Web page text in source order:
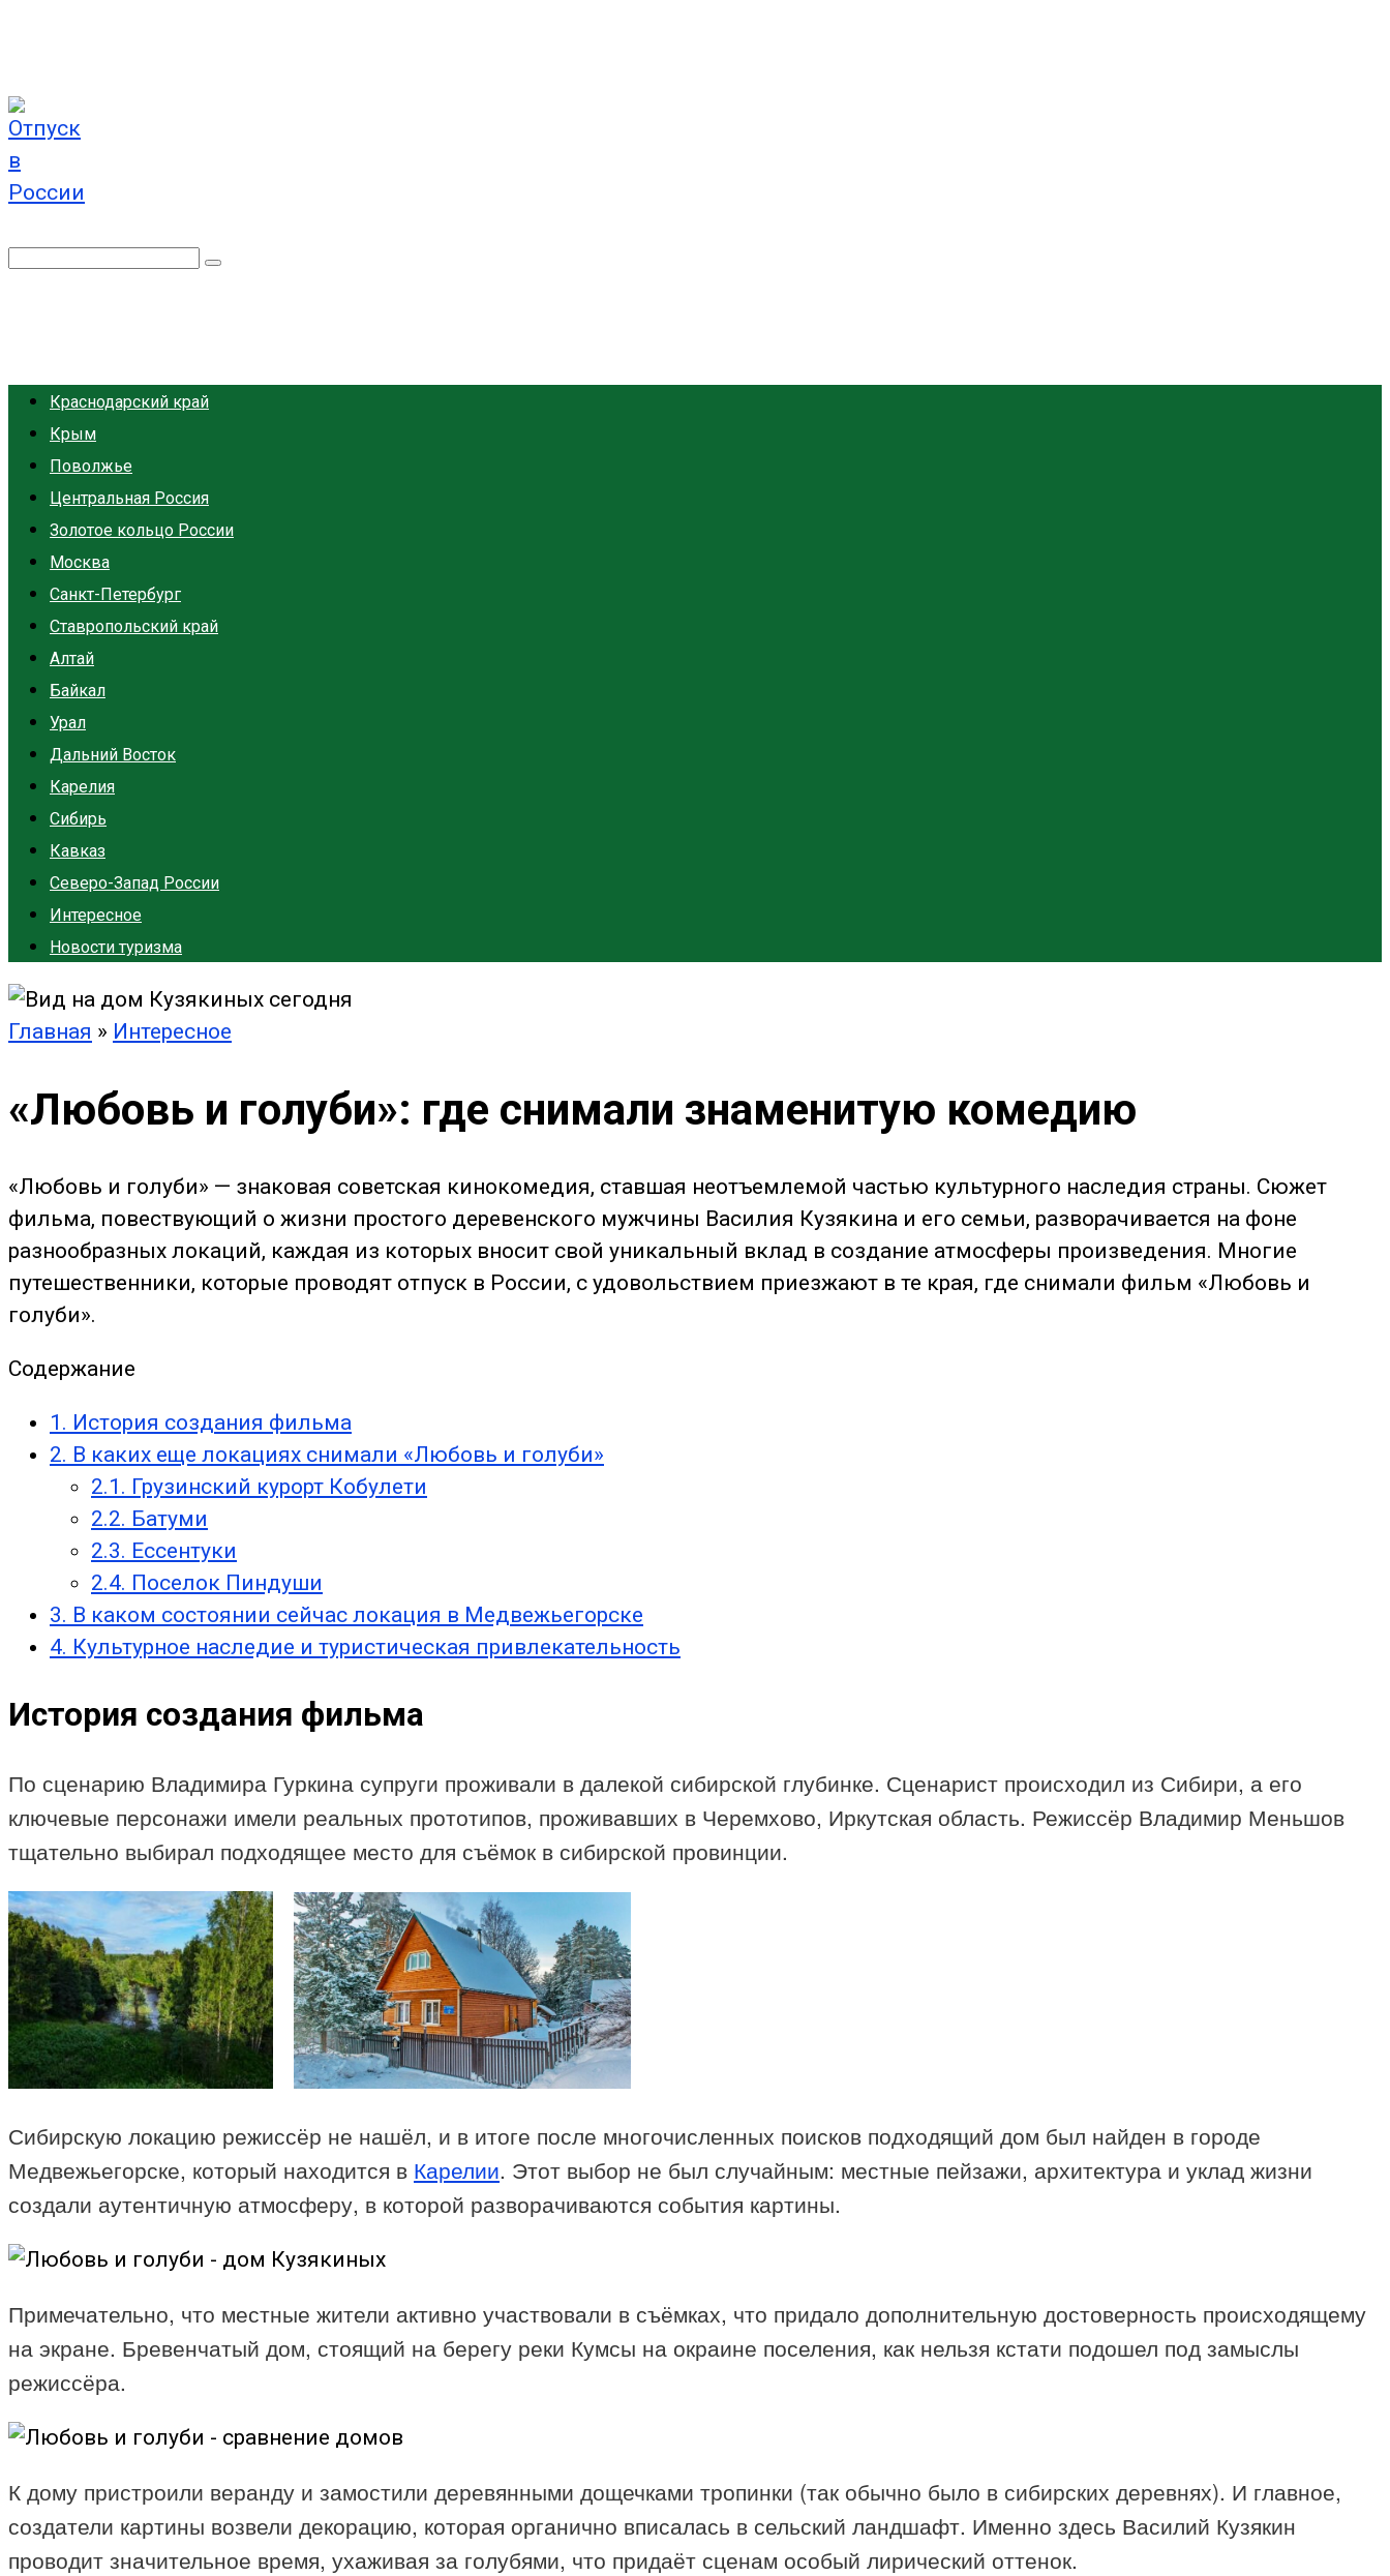
Поиск:
Краснодарский край
Крым
Поволжье
Центральная Россия
Золотое кольцо России
Москва
Санкт-Петербург
Ставропольский край
Алтай
Байкал
Урал
Дальний Восток
Карелия
Сибирь
Кавказ
Северо-Запад России
Интересное
Новости туризма
Главная » Интересное
«Любовь и голуби»: где снимали знаменитую комедию
«Любовь и голуби» — знаковая советская кинокомедия, ставшая неотъемлемой частью культурного наследия страны. Сюжет
фильма, повествующий о жизни простого деревенского мужчины Василия Кузякина и его семьи, разворачивается на фоне
разнообразных локаций, каждая из которых вносит свой уникальный вклад в создание атмосферы произведения. Многие
путешественники, которые проводят отпуск в России, с удовольствием приезжают в те края, где снимали фильм «Любовь и
голуби».
Содержание
1. История создания фильма
2. В каких еще локациях снимали «Любовь и голуби»
2.1. Грузинский курорт Кобулети
2.2. Батуми
2.3. Ессентуки
2.4. Поселок Пиндуши
3. В каком состоянии сейчас локация в Медвежьегорске
4. Культурное наследие и туристическая привлекательность
История создания фильма
По сценарию Владимира Гуркина супруги проживали в далекой сибирской глубинке. Сценарист происходил из Сибири, а его
ключевые персонажи имели реальных прототипов, проживавших в Черемхово, Иркутская область. Режиссёр Владимир Меньшов
тщательно выбирал подходящее место для съёмок в сибирской провинции.
Сибирскую локацию режиссёр не нашёл, и в итоге после многочисленных поисков подходящий дом был найден в городе
Медвежьегорске, который находится в Карелии. Этот выбор не был случайным: местные пейзажи, архитектура и уклад жизни
создали аутентичную атмосферу, в которой разворачиваются события картины.
Примечательно, что местные жители активно участвовали в съёмках, что придало дополнительную достоверность происходящему
на экране. Бревенчатый дом, стоящий на берегу реки Кумсы на окраине поселения, как нельзя кстати подошел под замыслы
режиссёра.
К дому пристроили веранду и замостили деревянными дощечками тропинки (так обычно было в сибирских деревнях). И главное,
создатели картины возвели декорацию, которая органично вписалась в сельский ландшафт. Именно здесь Василий Кузякин
проводит значительное время, ухаживая за голубями, что придаёт сценам особый лирический оттенок.